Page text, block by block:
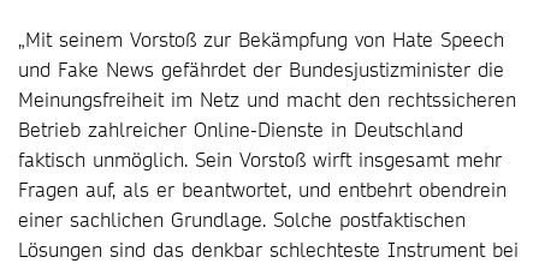
„Mit seinem Vorstoß zur Bekämpfung von Hate Speech
und Fake News gefährdet der Bundesjustizminister die
Meinungsfreiheit im Netz und macht den rechtssicheren
Betrieb zahlreicher Online-Dienste in Deutschland
faktisch unmöglich. Sein Vorstoß wirft insgesamt mehr
Fragen auf, als er beantwortet, und entbehrt obendrein
einer sachlichen Grundlage. Solche postfaktischen
Lösungen sind das denkbar schlechteste Instrument bei